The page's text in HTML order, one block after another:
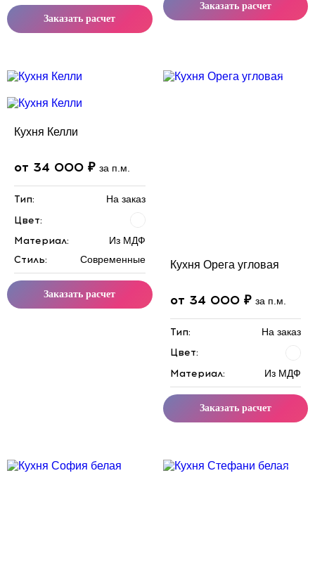
Заказать расчет
Заказать расчет
Кухня Келли
от 34 000 ₽ за п.м.
Тип: На заказ
Цвет:
Материал:
Из МДФ
Стиль: Современные
Заказать расчет
Кухня Орега угловая
от 34 000 ₽ за п.м.
Тип: На заказ
Цвет:
Материал:
Из МДФ
Заказать расчет